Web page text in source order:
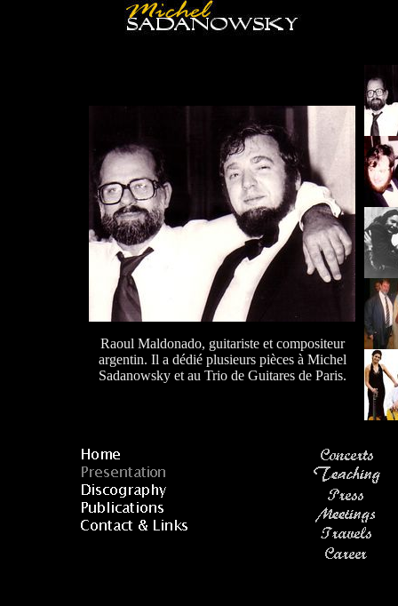
Raoul Maldonado, guitariste et compositeur
argentin. Il a dédié plusieurs pièces à Michel
Sadanowsky et au Trio de Guitares de Paris.